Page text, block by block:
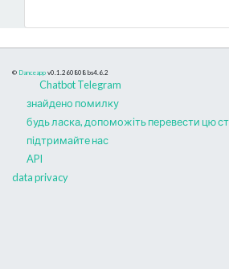
© Danceapp v0.1.260808 bs4.6.2
Chatbot Telegram
знайдено помилку
будь ласка, допоможіть перевести цю
підтримайте нас
API
data privacy